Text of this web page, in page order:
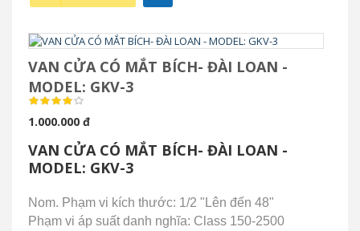
VAN CỬA CÓ MẮT BÍCH- ĐÀI LOAN -
MODEL: GKV-3
1.000.000 đ
VAN CỬA CÓ MẮT BÍCH- ĐÀI LOAN -
MODEL: GKV-3
Nom. Phạm vi kích thước: 1/2 "Lên đến 48"
Phạm vi áp suất danh nghĩa: Class 150-2500